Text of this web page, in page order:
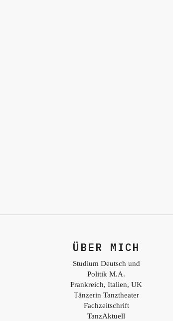
ÜBER MICH
Studium Deutsch und
Politik M.A.
Frankreich, Italien, UK
Tänzerin Tanztheater
Fachzeitschrift
TanzAktuell